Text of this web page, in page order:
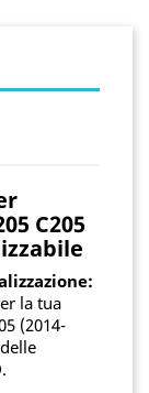
C205
la tua
(2014-